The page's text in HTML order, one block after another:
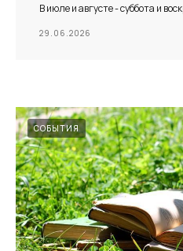
В июле и августе - суббота и
29.06.2026
СОБЫТИЯ